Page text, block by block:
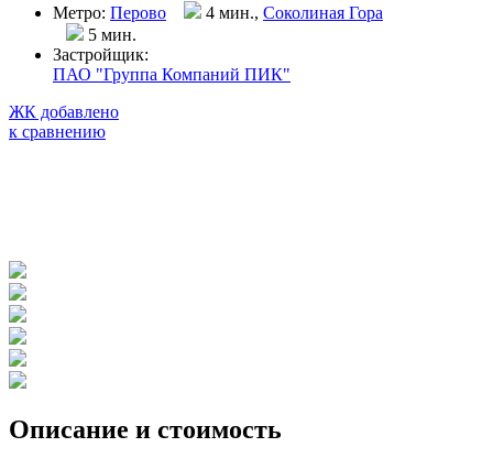
Метро: Перово 4 мин., Соколиная Гора
5 мин.
Застройщик:
ПАО "Группа Компаний ПИК"
ЖК добавлено
к сравнению
Описание и стоимость